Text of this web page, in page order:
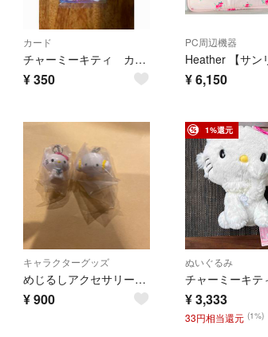
カード
チャーミーキティ カード
¥350
PC周辺機器
¥6,150
キャラクターグッズ
めじるしアクセサリー こぎみゅん チャーミーキティ ２個セット
¥900
1%還元
ぬいぐるみ
¥3,333
33円相当還元 (1%)